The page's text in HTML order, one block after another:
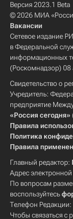
Версия 2023.1 Beta
© 2026 МИА
Вакансии
Сетевое издание
в Федеральной
информационных
(Роскомнадзор) 08
Свидетельство о
Учредитель:
предприятие
«Россия сегодня»
Правила
Политика
Правила
Главный редактор:
Адрес
По вопросам
воспользуйтесь
Телефон Редакции:
Чтобы связаться с